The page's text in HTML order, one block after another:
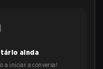
ainda
a iniciar a conversa!